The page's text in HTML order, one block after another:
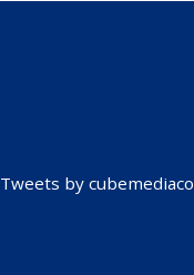
Tweets by cubemediaco